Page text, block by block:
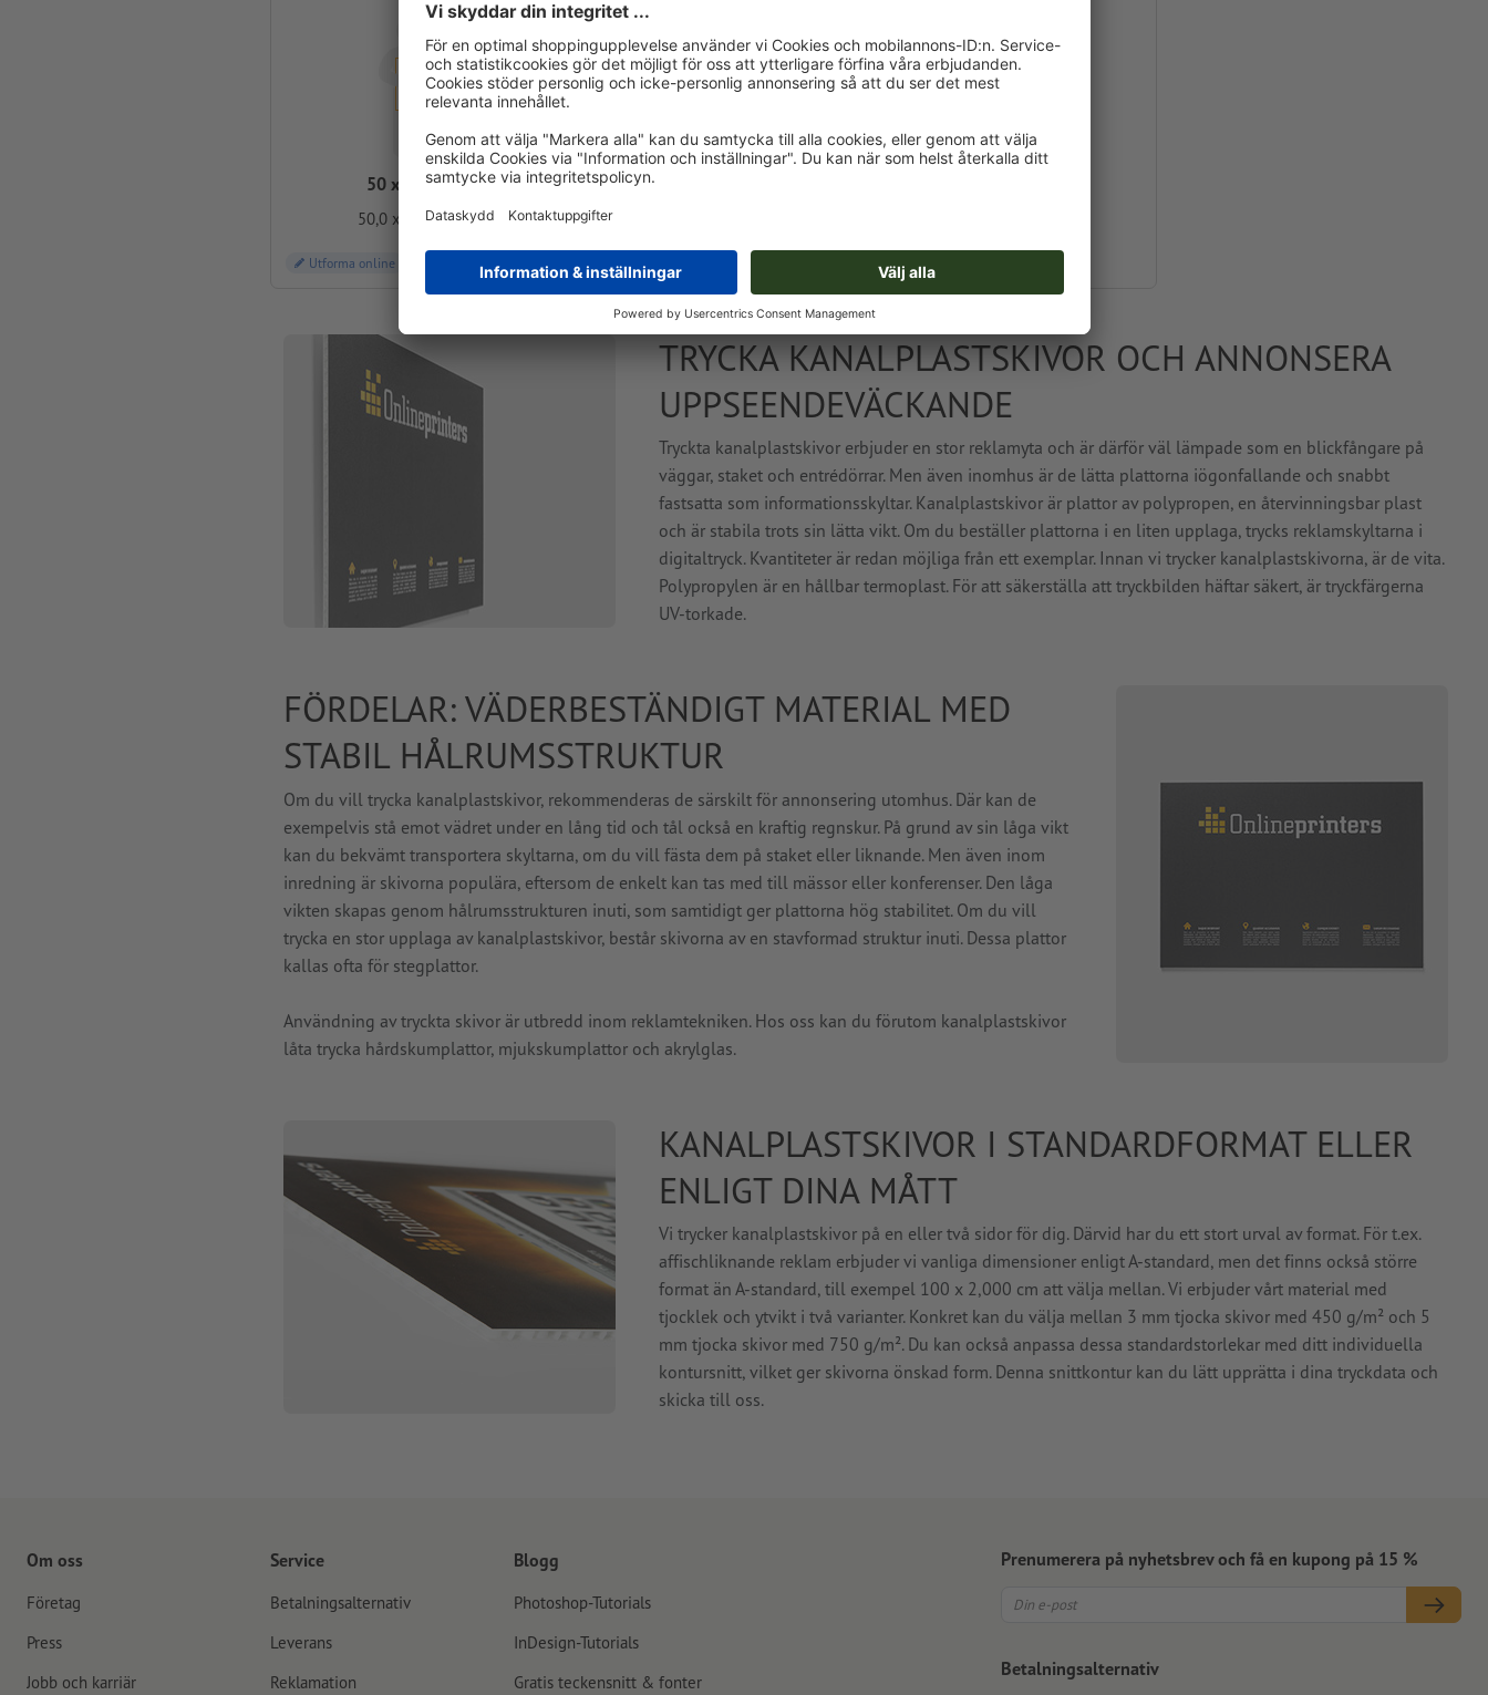
50 x 70 cm
50,0 x 70,0 cm
Utforma online Utforma online Utforma online
TRYCKA KANALPLASTSKIVOR OCH ANNONSERA
UPPSEENDEVÄCKANDE
Tryckta kanalplastskivor erbjuder en stor reklamyta och är därför väl lämpade som en blickfångare på
väggar, staket och entrédörrar. Men även inomhus är de lätta plattorna iögonfallande och snabbt
fastsatta som informationsskyltar. Kanalplastskivor är plattor av polypropen, en återvinningsbar plast
och är stabila trots sin lätta vikt. Om du beställer plattorna i en liten upplaga, trycks reklamskyltarna i
digitaltryck. Kvantiteter är redan möjliga från ett exemplar. Innan vi trycker kanalplastskivorna, är de vita.
Polypropylen är en hållbar termoplast. För att säkerställa att tryckbilden häftar säkert, är tryckfärgerna
UV-torkade.
FÖRDELAR: VÄDERBESTÄNDIGT MATERIAL MED
STABIL HÅLRUMSSTRUKTUR
Om du vill trycka kanalplastskivor, rekommenderas de särskilt för annonsering utomhus. Där kan de
exempelvis stå emot vädret under en lång tid och tål också en kraftig regnskur. På grund av sin låga vikt
kan du bekvämt transportera skyltarna, om du vill fästa dem på staket eller liknande. Men även inom
inredning är skivorna populära, eftersom de enkelt kan tas med till mässor eller konferenser. Den låga
vikten skapas genom hålrumsstrukturen inuti, som samtidigt ger plattorna hög stabilitet. Om du vill
trycka en stor upplaga av kanalplastskivor, består skivorna av en stavformad struktur inuti. Dessa plattor
kallas ofta för stegplattor.
Användning av tryckta skivor är utbredd inom reklamtekniken. Hos oss kan du förutom kanalplastskivor
låta trycka hårdskumplattor, mjukskumplattor och akrylglas.
KANALPLASTSKIVOR I STANDARDFORMAT ELLER
ENLIGT DINA MÅTT
Vi trycker kanalplastskivor på en eller två sidor för dig. Därvid har du ett stort urval av format. För t.ex.
affischliknande reklam erbjuder vi vanliga dimensioner enligt A-standard, men det finns också större
format än A-standard, till exempel 100 x 2,000 cm att välja mellan. Vi erbjuder vårt material med
tjocklek och ytvikt i två varianter. Konkret kan du välja mellan 3 mm tjocka skivor med 450 g/m² och 5
mm tjocka skivor med 750 g/m². Du kan också anpassa dessa standardstorlekar med ditt individuella
kontursnitt, vilket ger skivorna önskad form. Denna snittkontur kan du lätt upprätta i dina tryckdata och
skicka till oss.
Om oss
Företag
Press
Jobb och karriär
Service
Betalningsalternativ
Leverans
Reklamation
Blogg
Photoshop-Tutorials
InDesign-Tutorials
Gratis teckensnitt & fonter
Prenumerera på nyhetsbrev och få en kupong på 15 %
Betalningsalternativ